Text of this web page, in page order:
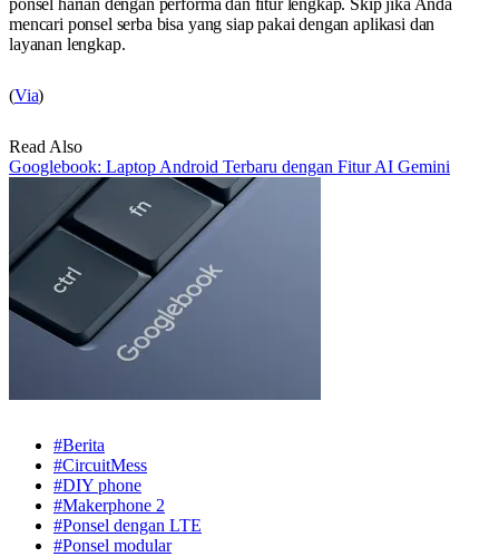
ponsel harian dengan performa dan fitur lengkap. Skip jika Anda
mencari ponsel serba bisa yang siap pakai dengan aplikasi dan
layanan lengkap.
(Via)
Read Also
Googlebook: Laptop Android Terbaru dengan Fitur AI Gemini
#Berita
#CircuitMess
#DIY phone
#Makerphone 2
#Ponsel dengan LTE
#Ponsel modular